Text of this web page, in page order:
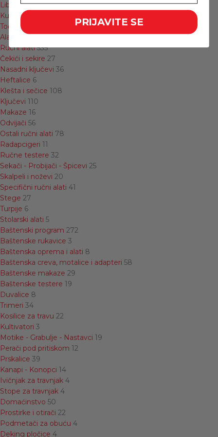
Libele
26
Kuglični ležajevi
Točkići
Alati i mašine za keramiku 104
Ručni alati 535
Čekići i sekire 27
Nasadni ključevi 36
Heftalice 6
Klešta i sečice 108
Ključevi 110
Makaze 16
Odvijači 56
Ostali ručni alati 78
Radapcigeri 11
Ručne testere 32
Sekači - Probijači - Špicevi 25
Skalpeli i noževi 20
Specifični ručni alati 41
Stege 27
Turpije 6
Stolarski alati 5
Baštenski program 272
Baštenske rukavice 3
Baštenska oprema i alati 8
Baštenska creva, motalice i adapteri 58
Baštenske makaze 29
Baštenske testere 19
Duvalice 8
Trimeri 34
Kosilice za travu 22
Kultivatori 3
Motike - Grabulje - Nastavci 19
Perači pod pritiskom 12
Prskalice 39
Kanapi - Konopci 14
Ivičnjak za travnjak 4
Stope za travnjak 4
Domaćinstvo 50
Prostirke i otirači 22
Podmetači za obuću 4
Deking pločice 4
PRIJAVITE SE